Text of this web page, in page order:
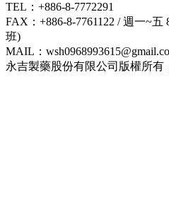
TEL：+886-8-7772291
FAX：+886-8-7761122 / 週一~五
班)
MAIL：
永吉製藥股份有限公司版權所有